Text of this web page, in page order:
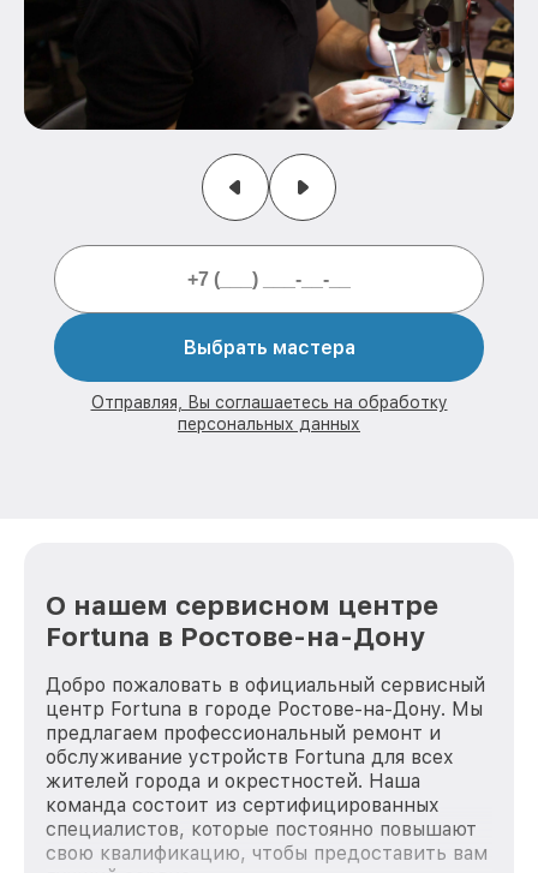
Выбрать мастера
Отправляя, Вы соглашаетесь на обработку
персональных данных
О нашем сервисном центре
Fortuna в Ростове-на-Дону
Добро пожаловать в официальный сервисный
центр Fortuna в городе Ростове-на-Дону. Мы
предлагаем профессиональный ремонт и
обслуживание устройств Fortuna для всех
жителей города и окрестностей. Наша
команда состоит из сертифицированных
специалистов, которые постоянно повышают
свою квалификацию, чтобы предоставить вам